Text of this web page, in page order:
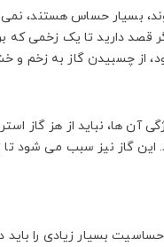
بسیار حساس هستند، نمی
قصد دارید تا یک زخمی که
خود، از چسبیدن گاز به
ها، نباید از هز گاز
این گاز نیز سبب می
بسیار زیادی را